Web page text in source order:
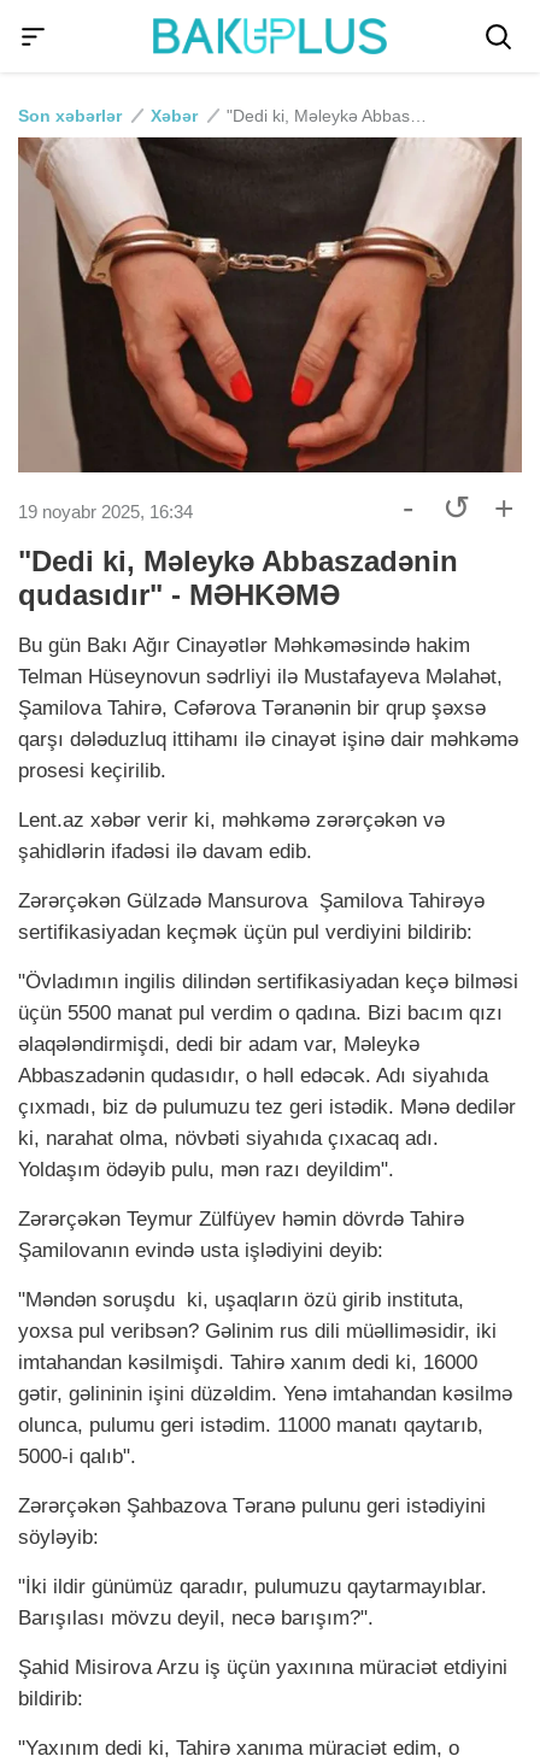
Son xəbərlər Xəbər
19 noyabr 2025, 16:34 - ↺ +
"Dedi ki, Məleykə Abbaszadənin
qudasıdır" - MƏHKƏMƏ
Bu gün Bakı Ağır Cinayətlər Məhkəməsində hakim
Telman Hüseynovun sədrliyi ilə Mustafayeva Məlahət,
Şamilova Tahirə, Cəfərova Təranənin bir qrup şəxsə
qarşı dələduzluq ittihamı ilə cinayət işinə dair məhkəmə
prosesi keçirilib.
Lent.az xəbər verir ki, məhkəmə zərərçəkən və
şahidlərin ifadəsi ilə davam edib.
Zərərçəkən Gülzadə Mansurova Şamilova Tahirəyə
sertifikasiyadan keçmək üçün pul verdiyini bildirib:
"Övladımın ingilis dilindən sertifikasiyadan keçə bilməsi
üçün 5500 manat pul verdim o qadına. Bizi bacım qızı
əlaqələndirmişdi, dedi bir adam var, Məleykə
Abbaszadənin qudasıdır, o həll edəcək. Adı siyahıda
çıxmadı, biz də pulumuzu tez geri istədik. Mənə dedilər
ki, narahat olma, növbəti siyahıda çıxacaq adı.
Yoldaşım ödəyib pulu, mən razı deyildim".
Zərərçəkən Teymur Zülfüyev həmin dövrdə Tahirə
Şamilovanın evində usta işlədiyini deyib:
"Məndən soruşdu ki, uşaqların özü girib instituta,
yoxsa pul veribsən? Gəlinim rus dili müəlliməsidir, iki
imtahandan kəsilmişdi. Tahirə xanım dedi ki, 16000
gətir, gəlininin işini düzəldim. Yenə imtahandan kəsilmə
olunca, pulumu geri istədim. 11000 manatı qaytarıb,
5000-i qalıb".
Zərərçəkən Şahbazova Təranə pulunu geri istədiyini
söyləyib:
"İki ildir günümüz qaradır, pulumuzu qaytarmayıblar.
Barışılası mövzu deyil, necə barışım?".
Şahid Misirova Arzu iş üçün yaxınına müraciət etdiyini
bildirib:
"Yaxınım dedi ki, Tahirə xanıma müraciət edim, o